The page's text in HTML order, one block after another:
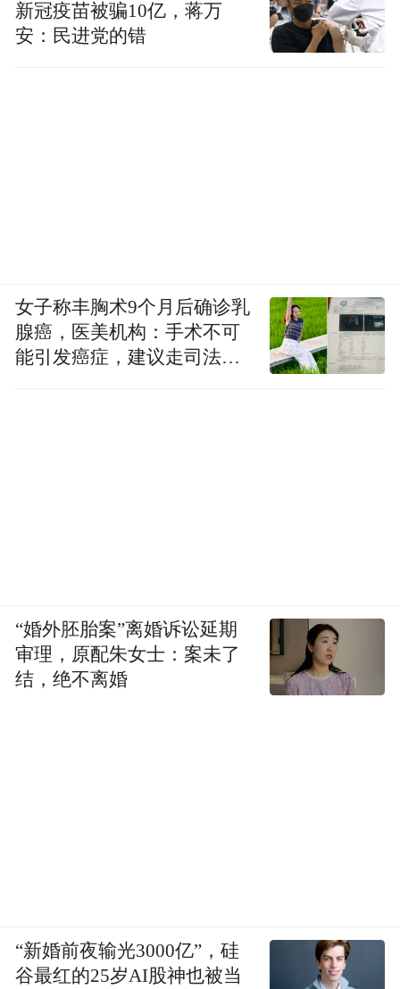
新冠疫苗被骗10亿，蒋万
安：民进党的错
女子称丰胸术9个月后确诊乳
腺癌，医美机构：手术不可
能引发癌症，建议走司法途
“婚外胚胎案”离婚诉讼延期
审理，原配朱女士：案未了
结，绝不离婚
“新婚前夜输光3000亿”，硅
谷最红的25岁AI股神也被当